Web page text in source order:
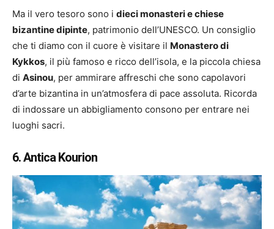
Ma il vero tesoro sono i dieci monasteri e chiese
bizantine dipinte, patrimonio dell’UNESCO. Un consiglio
che ti diamo con il cuore è visitare il Monastero di
Kykkos, il più famoso e ricco dell’isola, e la piccola chiesa
di Asinou, per ammirare affreschi che sono capolavori
d’arte bizantina in un’atmosfera di pace assoluta. Ricorda
di indossare un abbigliamento consono per entrare nei
luoghi sacri.
6. Antica Kourion